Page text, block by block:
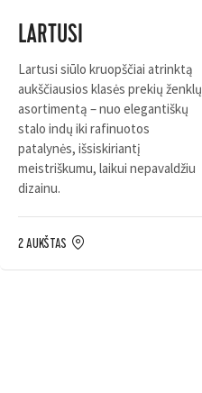
LARTUSI
Lartusi siūlo kruopščiai atrinktą
aukščiausios klasės prekių ženklų
asortimentą – nuo elegantiškų
stalo indų iki rafinuotos
patalynės, išsiskiriantį
meistriškumu, laikui nepavaldžiu
dizainu.
2 AUKŠTAS